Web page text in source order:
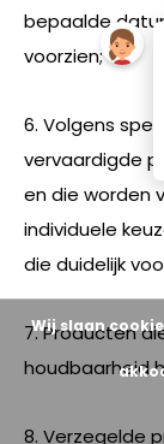
bepaalde
voorzien;
6. Volgens
vervaardigde
en die worden
individuele
die duidelijk
7. Producten
houdbaarheid
8. Verzegelde
Wij slaan